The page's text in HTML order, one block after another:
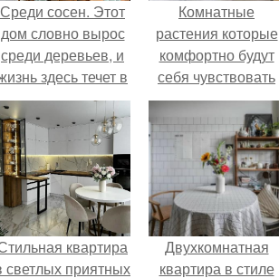
Среди сосен. Этот
дом словно вырос
среди деревьев, и
здесь течет в
ритме
- спокойно, без
спешки и лишнего
шума.
Комнатные
растения которые
комфортно будут
себя чувствовать
даже в ванной!
квартира
светлых приятных
Двухкомнатная
квартира в стиле